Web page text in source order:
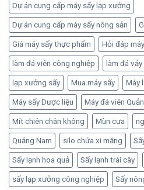
Dự án cung cấp máy sấy lạp xưởng
Dự án cung cấp máy sấy nông sản
Giá máy sấy thực phẩm Hỏi đáp
làm đá viên công nghiệp làm đá
lạp xưởng sấy Mua máy sấy Máy
Máy sấy Dược liệu Máy đá viên
Mít chiên chân không Mùn cưa
Quảng Nam silo chứa xi măng
Sấy lạnh hoa quả Sấy lạnh trái cây
sấy lạp xưởng công nghiệp Sấy